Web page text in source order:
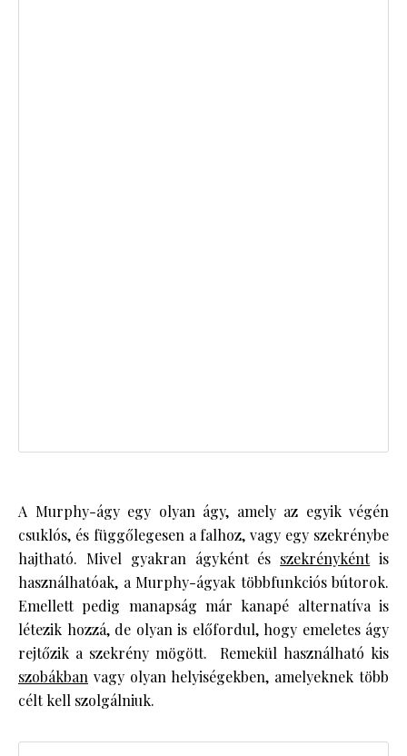
A Murphy-ágy egy olyan ágy, amely az egyik végén
csuklós, és függőlegesen a falhoz, vagy egy szekrénybe
hajtható. Mivel gyakran ágyként és szekrénykéntis
használhatóak, a Murphy-ágyak többfunkciós bútorok.
Emellett pedig manapság már kanapé alternatíva is
létezik hozzá, de olyan is előfordul, hogy emeletes ágy
rejtőzik a szekrény mögött. Remekül használható kis
szobákban vagy olyan helyiségekben, amelyeknek több
célt kell szolgálniuk.